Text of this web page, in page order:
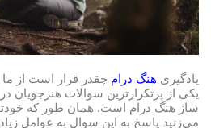
یادگیری هنگ درام چقدر قرار است از
یکی از پرتکرارترین سوالات هنرجویان
ساز هنگ درام است. همان طور که
می‌زنید پاسخ به این سوال به عوامل